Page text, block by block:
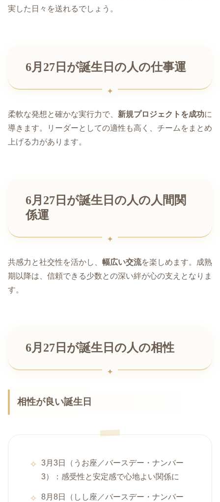
実した日々を送れるでしょう。
6月27日が誕生日の人の仕事運
柔軟な発想と確かな実行力で、 新規プロジェクトを成功に
導きます。リーダーとしての適性も高く、チームをまとめ
上げる力があります。
6月27日が誕生日の人の人間関
係運
共感力と社交性を活かし、 幅広い交流を楽しめます。成熟
期以降は、信頼できる少数との深い絆が心の支えとなりま
す。
6月27日が誕生日の人の相性
相性が良い誕生日
3月3日（うお座／バースデー・ナンバー
3）：感受性と安定感で心地よい関係に
8月8日（しし座／バースデー・ナンバー